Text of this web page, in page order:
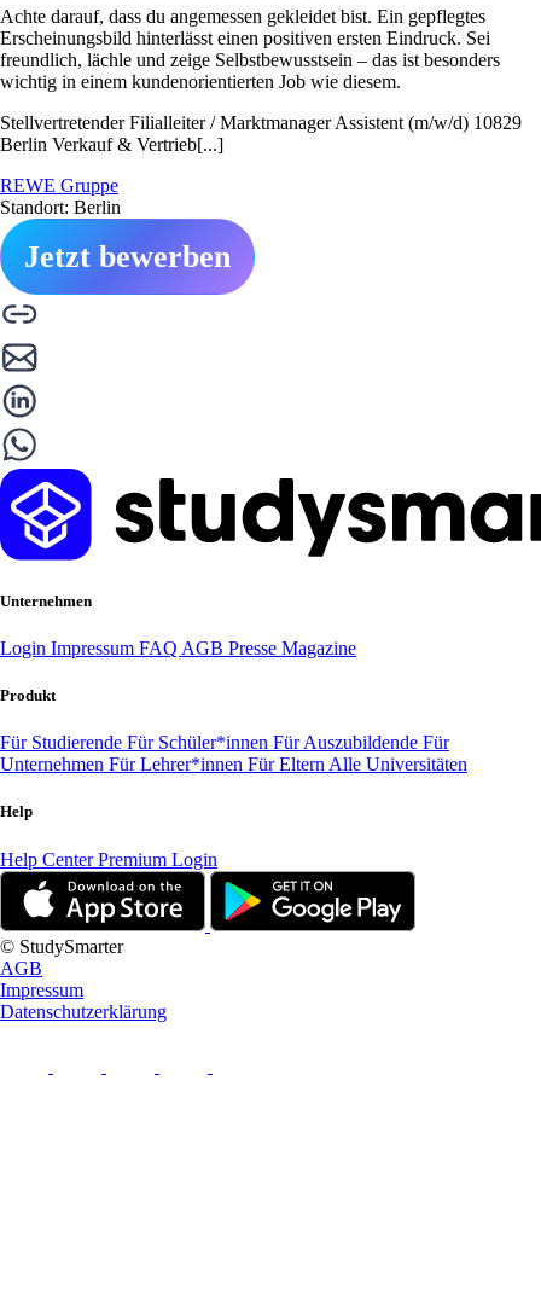
Achte darauf, dass du angemessen gekleidet bist. Ein gepflegtes
Erscheinungsbild hinterlässt einen positiven ersten Eindruck. Sei
freundlich, lächle und zeige Selbstbewusstsein – das ist besonders
wichtig in einem kundenorientierten Job wie diesem.
Stellvertretender Filialleiter / Marktmanager Assistent (m/w/d) 10829
Berlin Verkauf & Vertrieb[...]
REWE Gruppe
Standort: Berlin
Jetzt bewerben
Unternehmen
Login Impressum FAQ AGB Presse Magazine
Produkt
Für Studierende Für Schüler*innen Für Auszubildende Für
Unternehmen Für Lehrer*innen Für Eltern Alle Universitäten
Help
Help CenterPremium Login
© StudySmarter
AGB
Impressum
Datenschutzerklärung